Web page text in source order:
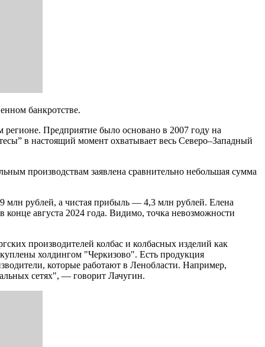
банкротстве.
Предприятие было основано в 2007 году на
в настоящий момент охватывает весь Северо–Западный
производствам заявлена сравнительно небольшая сумма
млн рублей, а чистая прибыль — 4,3 млн рублей. Елена
конце августа 2024 года. Видимо, точка невозможности
производителей колбас и колбасных изделий как
холдингом "Черкизово". Есть продукция
которые работают в Ленобласти. Например,
сетях", — говорит Лачугин.